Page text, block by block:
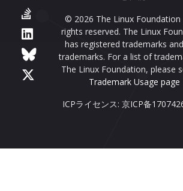
© 2026 The Linux Foundation
rights reserved. The Linux
has registered trademarks
trademarks. For a list of
The Linux Foundation, please
Trademark Usage page
ICPライセンス: 京ICP备